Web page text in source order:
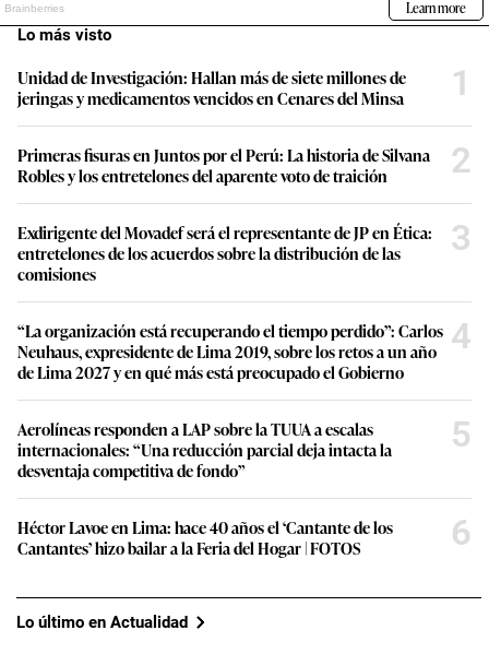
Lo más visto
Unidad de Investigación: Hallan más de siete millones de
jeringas y medicamentos vencidos en Cenares del Minsa
1
Primeras fisuras en Juntos por el Perú: La historia de Silvana
Robles y los entretelones del aparente voto de traición
2
Exdirigente del Movadef será el representante de JP en Ética:
entretelones de los acuerdos sobre la distribución de las
comisiones
3
“La organización está recuperando el tiempo perdido”: Carlos
Neuhaus, expresidente de Lima 2019, sobre los retos a un año
de Lima 2027 y en qué más está preocupado el Gobierno
4
Aerolíneas responden a LAP sobre la TUUA a escalas
internacionales: “Una reducción parcial deja intacta la
desventaja competitiva de fondo”
5
Héctor Lavoe en Lima: hace 40 años el ‘Cantante de los
Cantantes’ hizo bailar a la Feria del Hogar | FOTOS
6
Lo último en Actualidad